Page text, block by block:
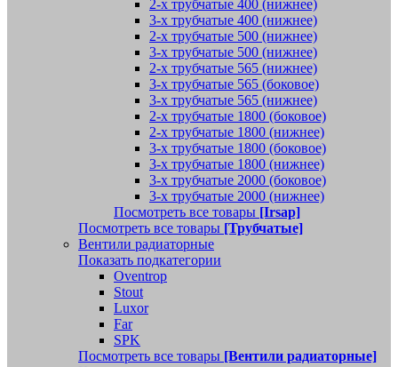
2-х трубчатые 400 (нижнее)
3-х трубчатые 400 (нижнее)
2-х трубчатые 500 (нижнее)
3-х трубчатые 500 (нижнее)
2-х трубчатые 565 (нижнее)
3-х трубчатые 565 (боковое)
3-х трубчатые 565 (нижнее)
2-х трубчатые 1800 (боковое)
2-х трубчатые 1800 (нижнее)
3-х трубчатые 1800 (боковое)
3-х трубчатые 1800 (нижнее)
3-х трубчатые 2000 (боковое)
3-х трубчатые 2000 (нижнее)
Посмотреть все товары [Irsap]
Посмотреть все товары [Трубчатые]
Вентили радиаторные
Показать подкатегории
Oventrop
Stout
Luxor
Far
SPK
Посмотреть все товары [Вентили радиаторные]